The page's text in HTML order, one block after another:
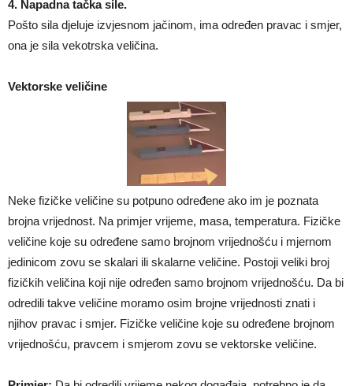
4. Napadna tačka sile.
Pošto sila djeluje izvjesnom jačinom, ima određen pravac i smjer,
ona je sila vekotrska veličina.
Vektorske veličine
Neke fizičke veličine su potpuno određene ako im je poznata
brojna vrijednost. Na primjer vrijeme, masa, temperatura. Fizičke
veličine koje su određene samo brojnom vrijednošću i mjernom
jedinicom zovu se skalari ili skalarne veličine. Postoji veliki broj
fizičkih veličina koji nije određen samo brojnom vrijednošću. Da bi
odredili takve veličine moramo osim brojne vrijednosti znati i
njihov pravac i smjer. Fizičke veličine koje su određene brojnom
vrijednošću, pravcem i smjerom zovu se vektorske veličine.